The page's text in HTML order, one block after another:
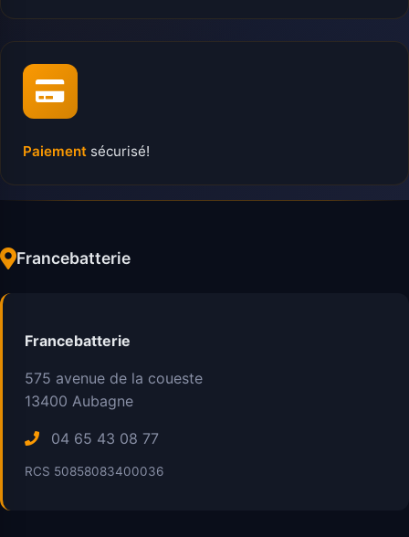
Paiement sécurisé!
Francebatterie
Francebatterie
575 avenue de la coueste
13400 Aubagne
04 65 43 08 77
RCS 50858083400036